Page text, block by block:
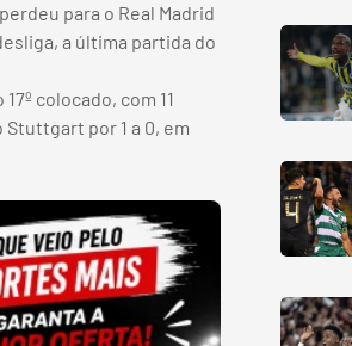
para o Real Madrid
a última partida do
colocado, com 11
por 1 a 0, em